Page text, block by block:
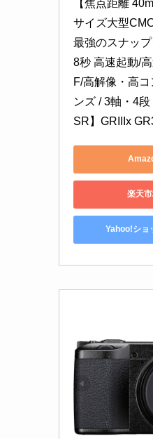
【焦点距離
サイズ大型
最強のスナッ
8秒 高速起動/
F/高解像・高
ンズ / 3軸・4
SR】GRIIIx
楽天
Yahoo!ショ